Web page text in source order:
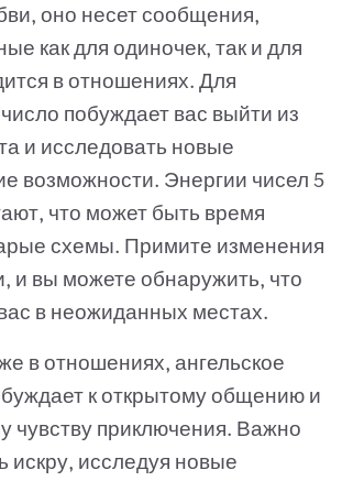
оно несет сообщения,
как для одиночек, так и для
в отношениях. Для
побуждает вас выйти из
и исследовать новые
возможности. Энергии чисел 5
что может быть время
схемы. Примите изменения
и вы можете обнаружить, что
в неожиданных местах.
в отношениях, ангельское
к открытому общению и
чувству приключения. Важно
искру, исследуя новые